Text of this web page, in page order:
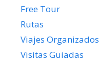
Free Tour
Rutas
Viajes Organizados
Visitas Guiadas